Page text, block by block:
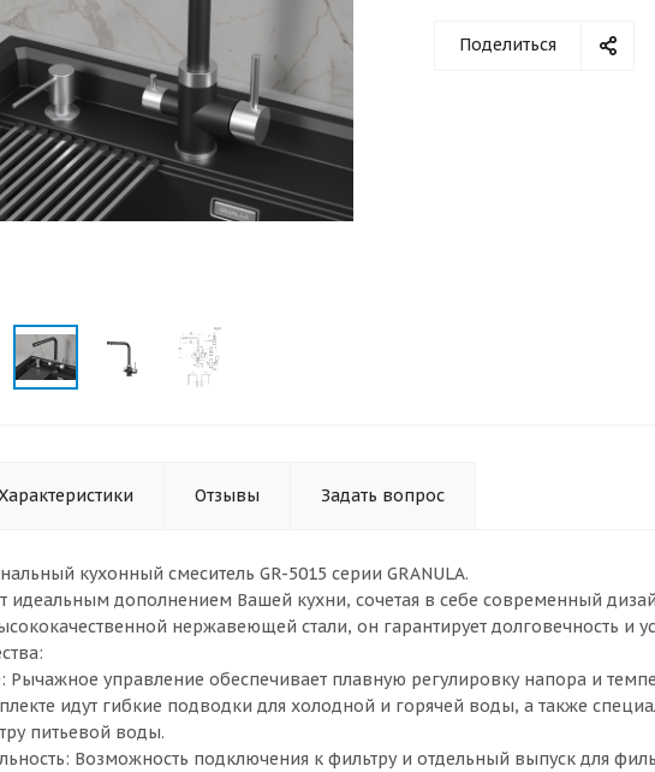
Поделиться
Отзывы Задать вопрос
кухонный смеситель GR-5015 серии GRANULA.
идеальным дополнением Вашей кухни, сочетая в себе современный
нержавеющей стали, он гарантирует долговечность и
Рычажное управление обеспечивает плавную регулировку напора и
идут гибкие подводки для холодной и горячей воды, а также
питьевой воды.
Возможность подключения к фильтру и отдельный выпуск для